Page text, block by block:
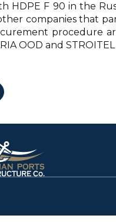
HDPE F 90 in the
companies that
procedure
OOD and